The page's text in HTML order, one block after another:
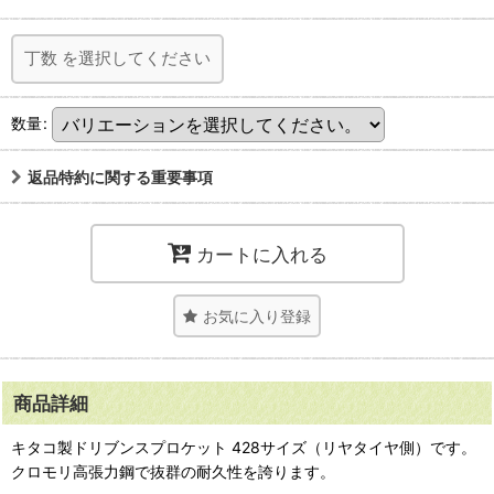
丁数 を選択してください
数量:
返品特約に関する重要事項
カートに入れる
お気に入り登録
商品詳細
キタコ製ドリブンスプロケット 428サイズ（リヤタイヤ側）です。
クロモリ高張力鋼で抜群の耐久性を誇ります。